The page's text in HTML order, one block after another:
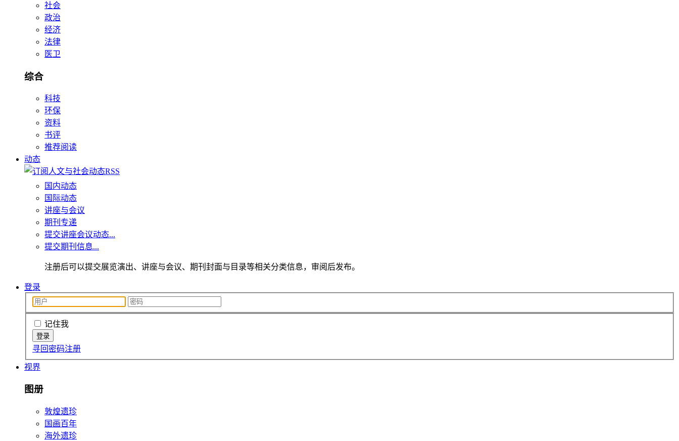
社会
政治
经济
法律
医卫
综合
科技
环保
资料
书评
推荐阅读
动态
国内动态
国际动态
讲座与会议
期刊专递
提交讲座会议动态...
提交期刊信息...
注册后可以提交展览演出、讲座与会议、期刊封面与目录等相关分类信息，审阅后发布。
登录
记住我
寻回密码注册
视界
图册
敦煌遗珍
国画百年
海外遗珍